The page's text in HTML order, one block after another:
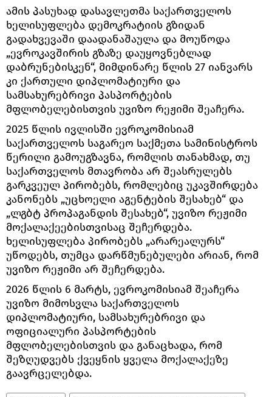
ამის პასუხად დასავლეთმა საქართველოს
ხელისუფლება დემოკრატიის გზიდან
გადახვევაში დაადანაშაულა და მოუწოდა
„ევროკავშირის გზაზე დაუყოვნებლად
დაბრუნებისკენ“, მიმდინარე წლის 27 იანვარს
კი ქართული დიპლომატიური და
სამსახურებრივი პასპორტების
მფლობელებისთვის უვიზო რეჟიმი შეაჩერა.
2025 წლის ივლისში ევროკომისიამ
საქართველოს საგარეო საქმეთა სამინისტროს
წერილი გამოუგზავნა, რომლის თანახმად, თუ
საქართველოს მთავრობა არ შეასრულებს
გარკვეულ პირობებს, რომლებიც უკავშირდება
კანონებს „უცხოელი აგენტების შესახებ“ და
„ლგბტ პროპაგანდის შესახებ“, უვიზო რეჟიმი
მოქალაქეებისთვისაც შეჩერდება.
ხელისუფლება პირობებს „არარეალურს“
უწოდებს, თუმცა დარწმუნებულები არიან, რომ
უვიზო რეჟიმი არ შეჩერდება.
2026 წლის 6 მარტს, ევროკომისიამ შეაჩერა
უვიზო მიმოსვლა საქართველოს
დიპლომატიური, სამსახურებრივი და
ოფიციალური პასპორტების
მფლობელებისთვის და განაცხადა, რომ
შეზღუდვებს ქვეყნის ყველა მოქალაქეზე
გაავრცელებდა.